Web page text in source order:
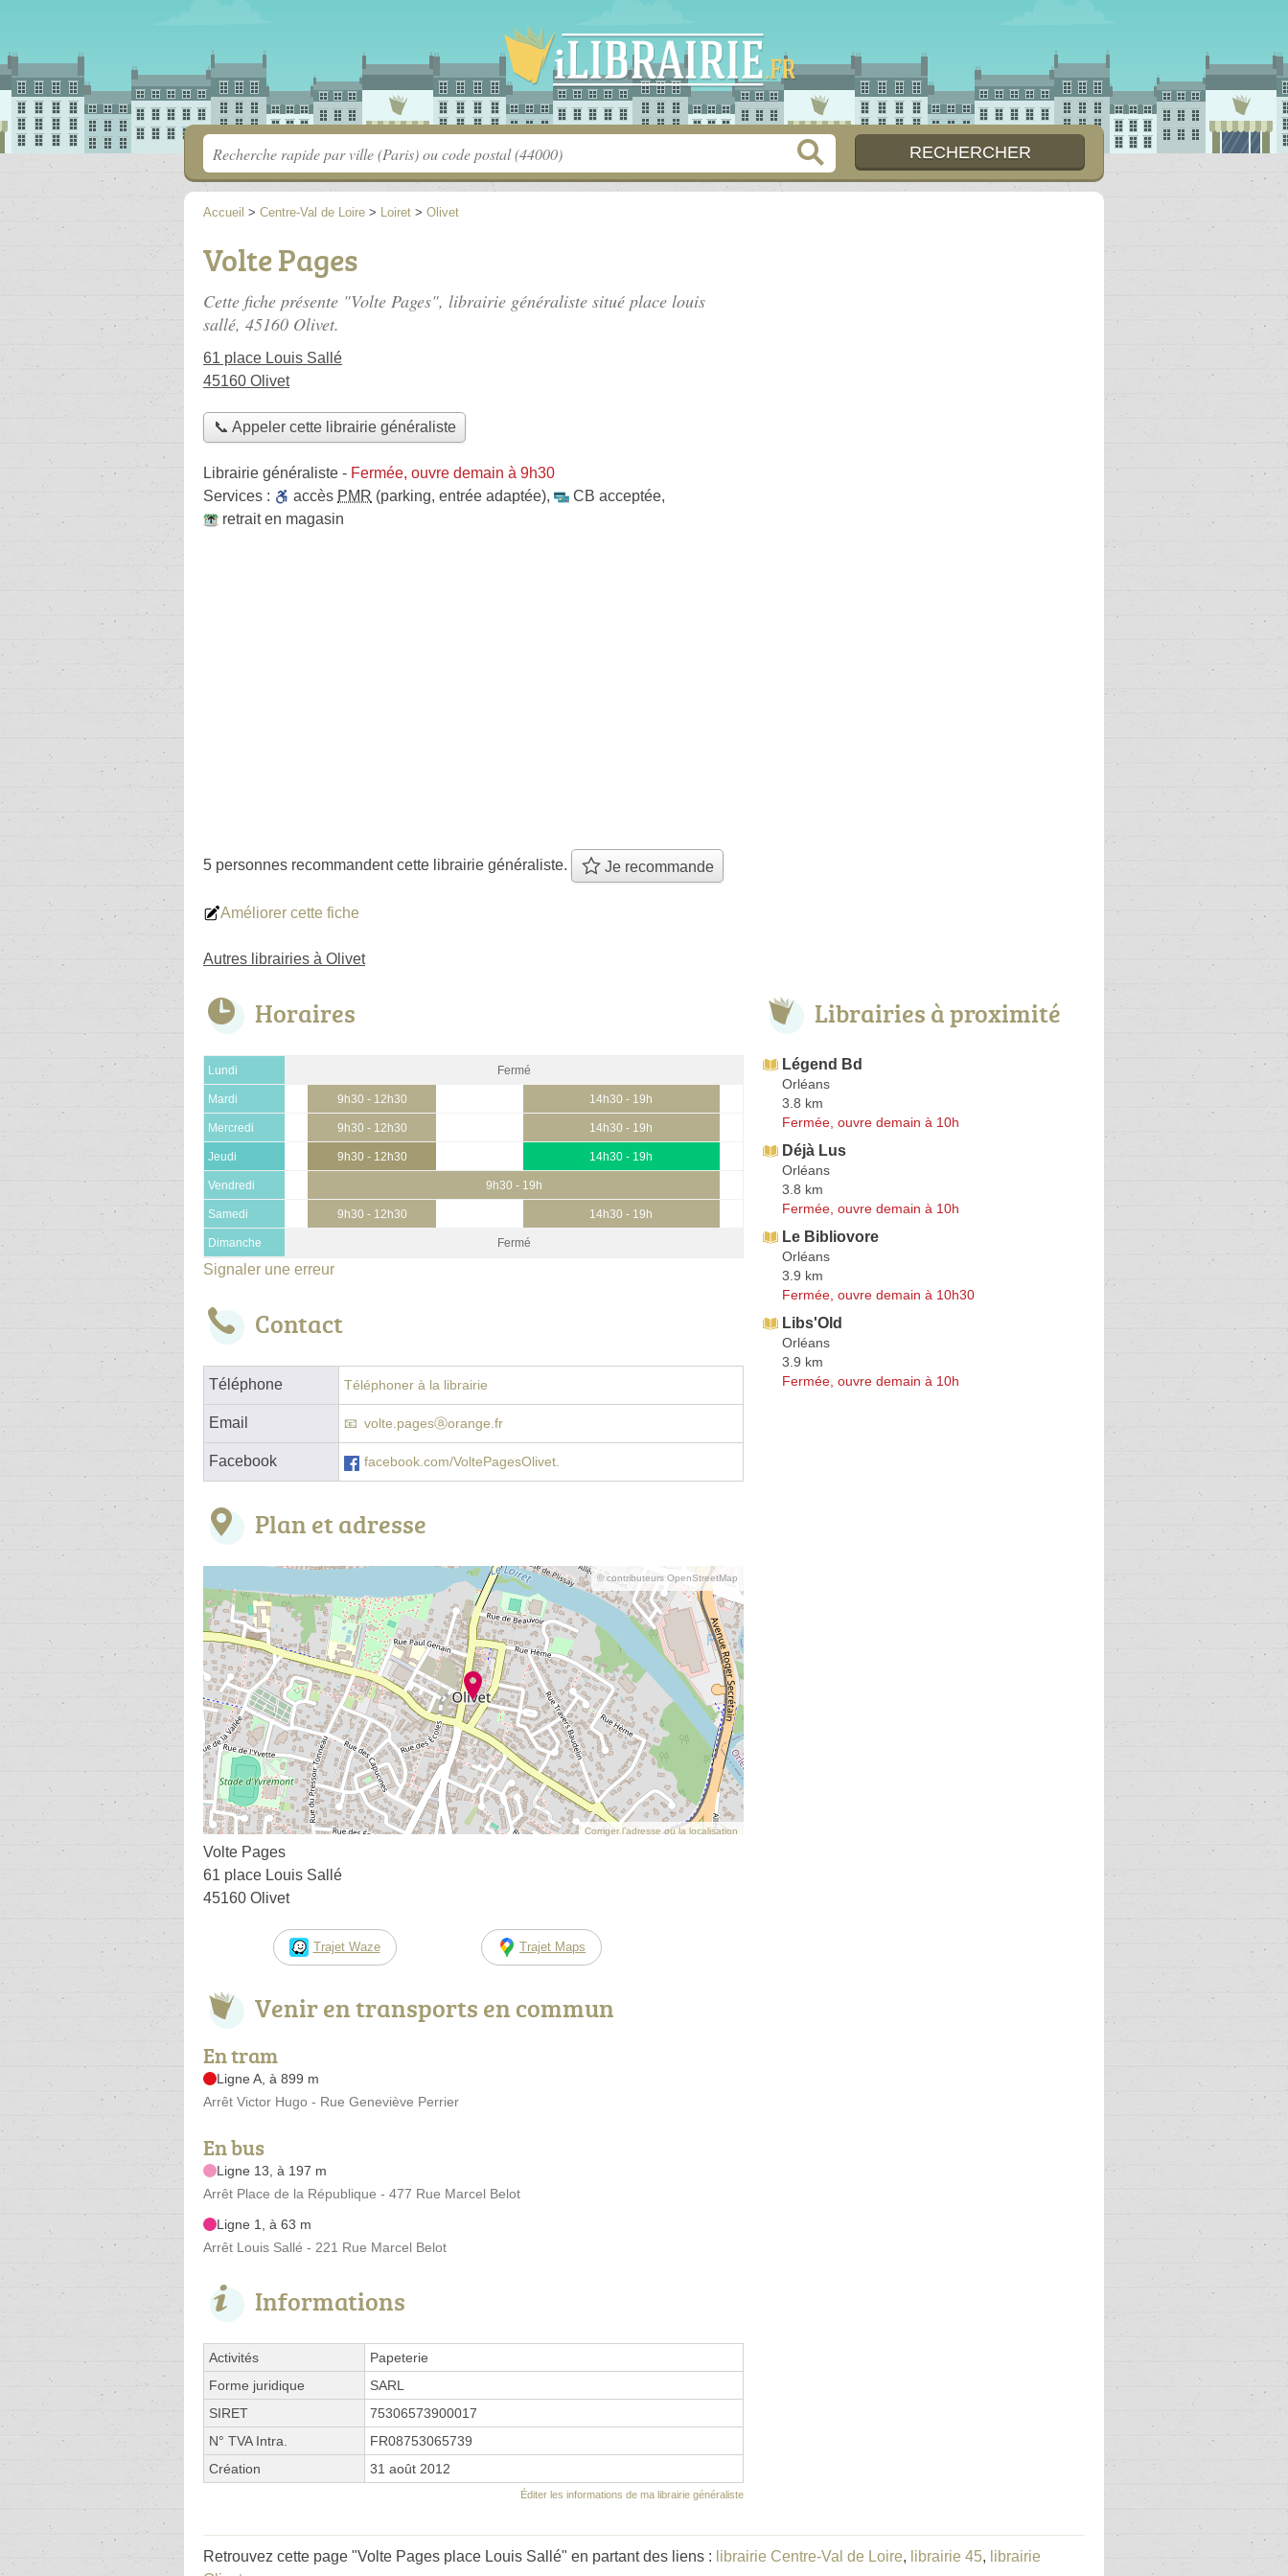
Accueil > Centre-Val de Loire > Loiret > Olivet
Volte Pages
Cette fiche présente "Volte Pages", librairie généraliste situé place louis
sallé, 45160 Olivet.
61 place Louis Sallé
45160 Olivet
📞 Appeler cette librairie généraliste
Librairie généraliste - Fermée, ouvre demain à 9h30
Services :
accès PMR (parking, entrée adaptée), CB acceptée,
retrait en magasin
5 personnes recommandentcette librairie généraliste. Je recommande
Améliorer cette fiche
Autres librairies à Olivet
Horaires
Lundi Fermé
Mardi 9h30 - 12h30 14h30 - 19h
Mercredi 9h30 - 12h30 14h30 - 19h
Jeudi 9h30 - 12h30 14h30 - 19h
Vendredi 9h30 - 19h
Samedi 9h30 - 12h30 14h30 - 19h
Dimanche Fermé
Signaler une erreur
Contact
Téléphone Téléphoner à la librairie
Email volte.pagesⓐorange.fr
Facebook facebook.com/VoltePagesOlivet.
Plan et adresse
© contributeurs OpenStreetMap
Corriger l’adresse ou la localisation
Volte Pages
61 place Louis Sallé
45160 Olivet
Trajet Waze Trajet Maps
Venir en transports en commun
En tram
Ligne A, à 899 m
Arrêt Victor Hugo - Rue Geneviève Perrier
En bus
Ligne 13, à 197 m
Arrêt Place de la République - 477 Rue Marcel Belot
Ligne 1, à 63 m
Arrêt Louis Sallé - 221 Rue Marcel Belot
Informations
Activités
Papeterie
Forme juridique
SARL
SIRET
75306573900017
N° TVA Intra.
FR08753065739
Création
31 août 2012
Éditer les informations de ma librairie généraliste
Librairies à proximité
Légend Bd
Orléans
3.8 km
Fermée, ouvre demain à 10h
Déjà Lus
Orléans
3.8 km
Fermée, ouvre demain à 10h
Le Bibliovore
Orléans
3.9 km
Fermée, ouvre demain à 10h30
Libs'Old
Orléans
3.9 km
Fermée, ouvre demain à 10h
Retrouvez cette page "Volte Pages place Louis Sallé" en partant des liens : librairie Centre-Val de Loire, librairie 45, librairie